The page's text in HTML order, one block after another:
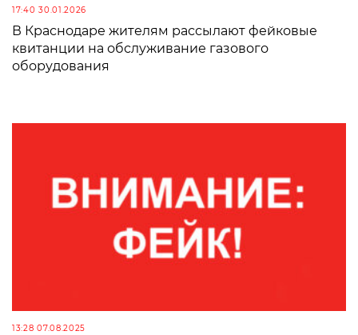
17:40 30.01.2026
В Краснодаре жителям рассылают фейковые
квитанции на обслуживание газового
оборудования
13:28 07.08.2025